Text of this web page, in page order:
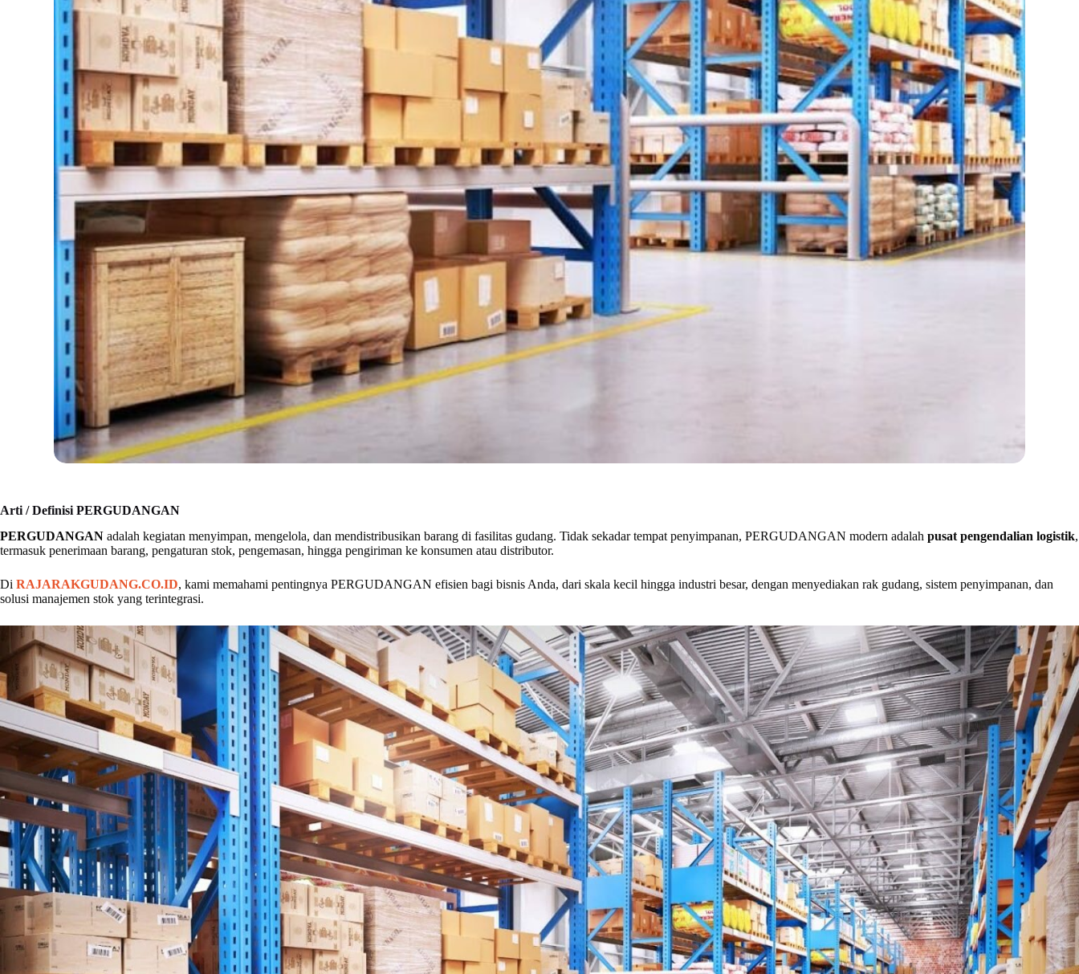
Arti / Definisi PERGUDANGAN
PERGUDANGAN adalah kegiatan menyimpan, mengelola, dan mendistribusikan barang di fasilitas gudang. Tidak sekadar tempat penyimpanan, PERGUDANGAN modern adalah pusat pengendalian logistik,
termasuk penerimaan barang, pengaturan stok, pengemasan, hingga pengiriman ke konsumen atau distributor.
Di RAJARAKGUDANG.CO.ID, kami memahami pentingnya PERGUDANGAN efisien bagi bisnis Anda, dari skala kecil hingga industri besar, dengan menyediakan rak gudang, sistem penyimpanan, dan
solusi manajemen stok yang terintegrasi.